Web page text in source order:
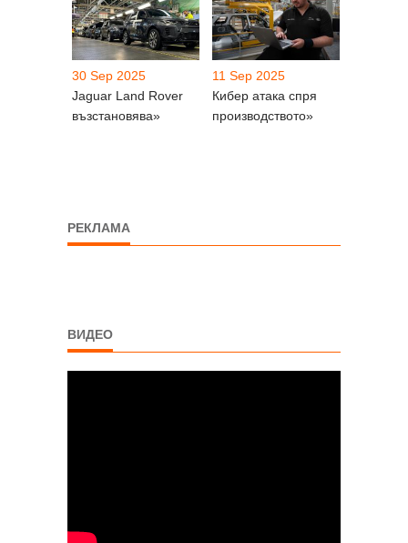
30 Sep 2025
Jaguar Land Rover
възстановява»
11 Sep 2025
Кибер атака спря
производството»
РЕКЛАМА
ВИДЕО